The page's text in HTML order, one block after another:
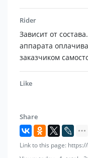
Rider
Зависит от
аппарата
заказчиком
Like
Share
Link to this page: